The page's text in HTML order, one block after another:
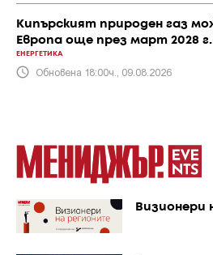
Кипърският природен газ
Европа още през март 2028 г.
ЕНЕРГЕТИКА
Обновена 18:00ч., 09.08.2026
Визионери